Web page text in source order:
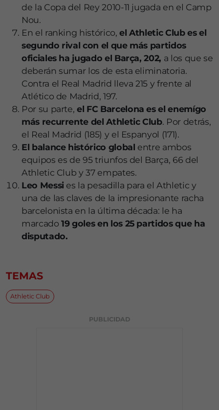
de la Copa del Rey 2010-11 jugada en el Camp
Nou.
En el ranking histórico,el Athletic Club es el
segundo rival con el que más partidos
oficiales ha jugado el Barça, 202, a los que se
deberán sumar los de esta eliminatoria.
Contra el Real Madrid lleva 215 y frente al
Atlético de Madrid, 197.
Por su parte,el FC Barcelona es el enemígo
más recurrente del Athletic Club. Por detrás,
el Real Madrid (185) y el Espanyol (171).
El balance histórico global entre ambos
equipos es de 95 triunfos del Barça, 66 del
Athletic Club y 37 empates.
Leo Messies la pesadilla para el Athletic y
una de las claves de la impresionante racha
barcelonista en la última década: le ha
marcado19 goles en los 25 partidos que ha
disputado.
TEMAS
Athletic Club
PUBLICIDAD